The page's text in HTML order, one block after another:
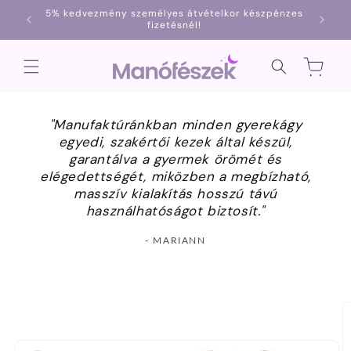
Ugrás a
tartalomhoz
5% kedvezmény személyes átvételkor készpénzes
fizetésnél!
Kosár
"Manufaktúránkban minden gyerekágy
egyedi, szakértői kezek által készül,
garantálva a gyermek örömét és
elégedettségét, miközben a megbízható,
masszív kialakítás hosszú távú
használhatóságot biztosít."
- MARIANN